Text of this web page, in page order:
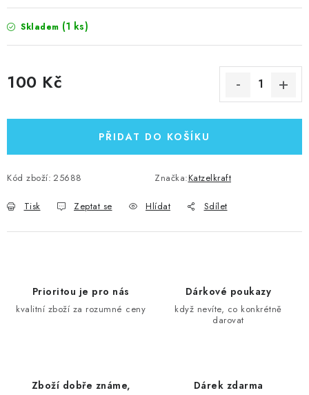
Skladem (1 ks)
100 Kč
PŘIDAT DO KOŠÍKU
Kód zboží: 25688 Značka:Katzelkraft
Tisk Zeptat se Hlídat Sdílet
Prioritou je pro nás
kvalitní zboží za rozumné ceny
Dárkové poukazy
když nevíte, co konkrétně
darovat
Zboží dobře známe, Dárek zdarma